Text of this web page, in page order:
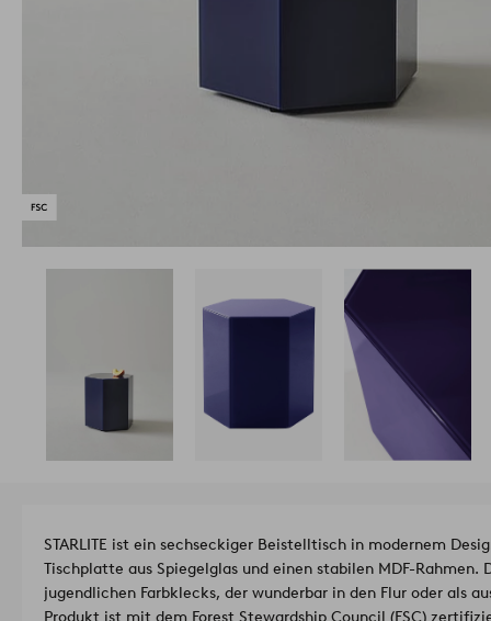
STARLITE ist ein sechseckiger Beistelltisch in modernem
Tischplatte aus Spiegelglas und einen stabilen MDF-Rahmen.
jugendlichen Farbklecks, der wunderbar in den Flur oder als
Produkt ist mit dem Forest Stewardship Council (FSC)